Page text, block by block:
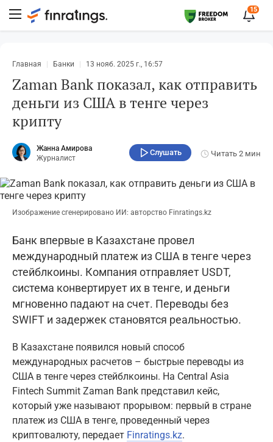
15
Главная Банки 13 нояб. 2025 г., 16:57
Zaman Bank показал, как отправить
деньги из США в тенге через
крипту
Жанна Амирова
Журналист
Слушать Читать 2 мин
Изображение сгенерировано ИИ: авторство Finratings.kz
Банк впервые в Казахстане провел
международный платеж из США в тенге через
стейблкоины. Компания отправляет USDT,
система конвертирует их в тенге, и деньги
мгновенно падают на счет. Переводы без
SWIFT и задержек становятся реальностью.
В Казахстане появился новый способ
международных расчетов – быстрые переводы из
США в тенге через стейблкоины. На Central Asia
Fintech Summit Zaman Bank представил кейс,
который уже называют прорывом: первый в стране
платеж из США в тенге, проведенный через
криптовалюту, передает Finratings.kz.